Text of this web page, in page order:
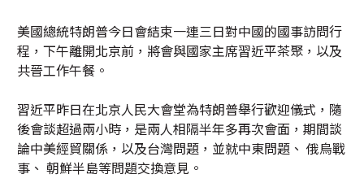
美國總統特朗普今日會結束一連三日對中國的國事訪問行
程，下午離開北京前，將會與國家主席習近平茶聚，以及
共晉工作午餐。
習近平昨日在北京人民大會堂為特朗普舉行歡迎儀式，隨
後會談超過兩小時，是兩人相隔半年多再次會面，期間談
論中美經貿關係，以及台灣問題，並就中東問題、 俄烏戰
事、 朝鮮半島等問題交換意見。